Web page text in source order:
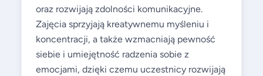
oraz rozwijają zdolności komunikacyjne.
Zajęcia sprzyjają kreatywnemu myśleniu i
koncentracji, a także wzmacniają pewność
siebie i umiejętność radzenia sobie z
emocjami, dzięki czemu uczestnicy rozwijają